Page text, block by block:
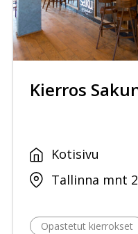
Kierros
Kotisivu
Tallinna mnt
Opastetut kierrokset